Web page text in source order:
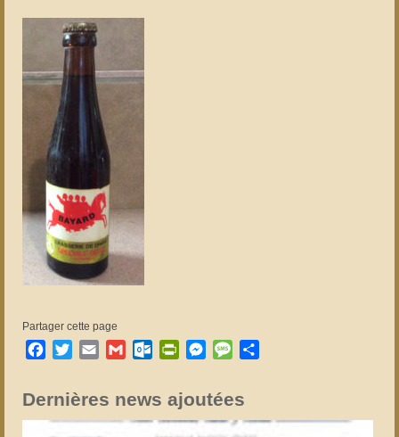
Partager cette page
Facebook
TwitterEmail GmailOutlook.com
PrintFriendly
Messenger
Message
Dernières news ajoutées